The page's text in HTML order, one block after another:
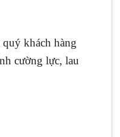
khách hàng
cường lực, lau